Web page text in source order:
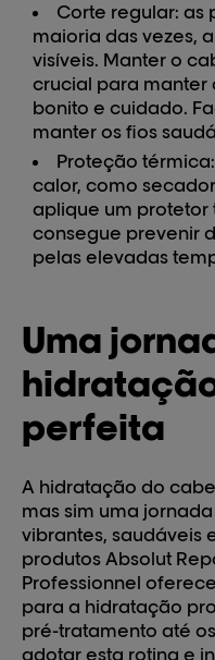
Corte regular: as
maioria das vezes,
visíveis. Manter o
crucial para manter
bonito e cuidado.
manter os fios
Proteção térmica:
calor, como
aplique um protetor
consegue prevenir
pelas elevadas
Uma
perfeita
A hidratação do
mas sim uma
vibrantes, saudáveis
produtos Absolut
Professionnel
para a hidratação
pré-tratamento até
adotar esta rotina e